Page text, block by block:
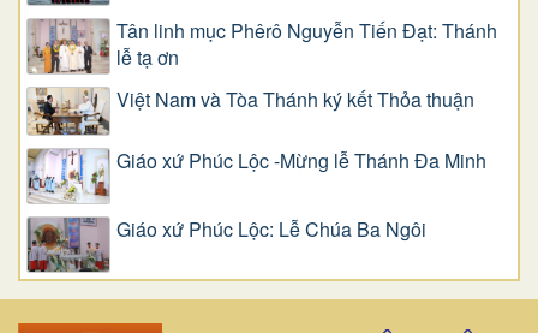
Tân linh mục Phêrô Nguyễn Tiến Đạt: Thánh
lễ tạ ơn
Việt Nam và Tòa Thánh ký kết Thỏa thuận
Giáo xứ Phúc Lộc -Mừng lễ Thánh Đa Minh
Giáo xứ Phúc Lộc: Lễ Chúa Ba Ngôi